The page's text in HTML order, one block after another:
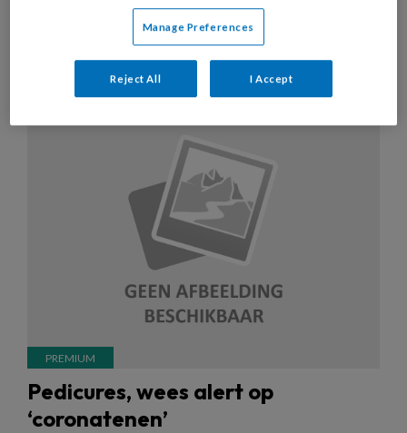
Pedicures, wees alert op
‘coronatenen’
Manage Preferences
Reject All I Accept